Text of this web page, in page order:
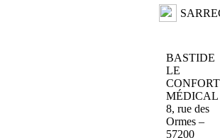
BASTIDE
LE
CONFORT
MÉDICAL
8, rue des
Ormes –
57200